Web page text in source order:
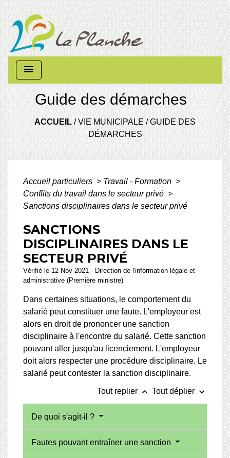
menu
Guide des démarches
ACCUEIL/VIE MUNICIPALE/GUIDE DES
DÉMARCHES
Accueil particuliers > Travail - Formation >
Conflits du travail dans le secteur privé >
Sanctions disciplinaires dans le secteur privé
SANCTIONS
DISCIPLINAIRES DANS LE
SECTEUR PRIVÉ
Vérifié le 12 Nov 2021 - Direction de l'information légale et
administrative (Première ministre)
Dans certaines situations, le comportement du
salarié peut constituer une faute. L'employeur est
alors en droit de prononcer une sanction
disciplinaire à l'encontre du salarié. Cette sanction
pouvant aller jusqu'au licenciement. L'employeur
doit alors respecter une procédure disciplinaire. Le
salarié peut contester la sanction disciplinaire.
Tout replier keyboard_arrow_up Tout déplier keyboard_arrow_down
De quoi s'agit-il ?
Fautes pouvant entraîner une sanction